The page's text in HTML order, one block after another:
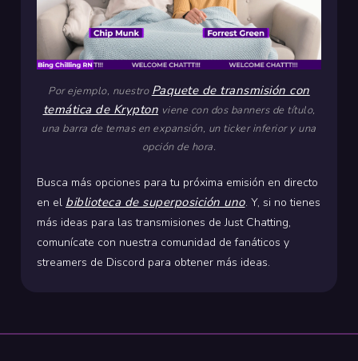
Por ejemplo, nuestro Paquete de transmisión con
temática de Krypton viene con dos banners de título,
una barra de temas en expansión, un ticker inferior y una
opción de hora.
Busca más opciones para tu próxima emisión en directo
en el biblioteca de superposición uno. Y, si no tienes
más ideas para las transmisiones de Just Chatting,
comunícate con nuestra comunidad de fanáticos y
streamers de Discord para obtener más ideas.